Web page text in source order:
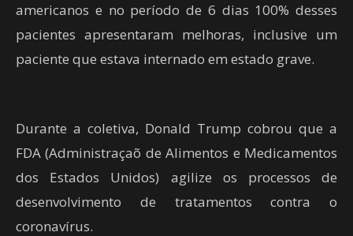
americanos e no período de 6 dias 100% desses
pacientes apresentaram melhoras, inclusive um
paciente que estava internado em estado grave.
Durante a coletiva, Donald Trump cobrou que a
FDA (Administraçaõ de Alimentos e Medicamentos
dos Estados Unidos) agilize os processos de
desenvolvimento de tratamentos contra o
coronavírus.